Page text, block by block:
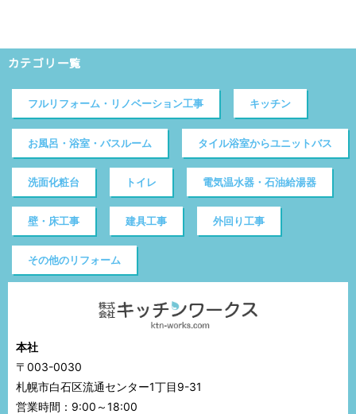
カテゴリ一覧
フルリフォーム・リノベーション工事 キッチン
お風呂・浴室・バスルーム タイル浴室からユニットバス
洗面化粧台 トイレ 電気温水器・石油給湯器
壁・床工事 建具工事 外回り工事
その他のリフォーム
本社
〒003-0030
札幌市白石区流通センター1丁目9-31
営業時間：9:00～18:00